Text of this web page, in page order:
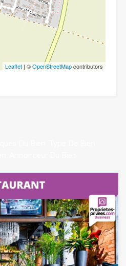
Leaflet | ©OpenStreetMapcontributors